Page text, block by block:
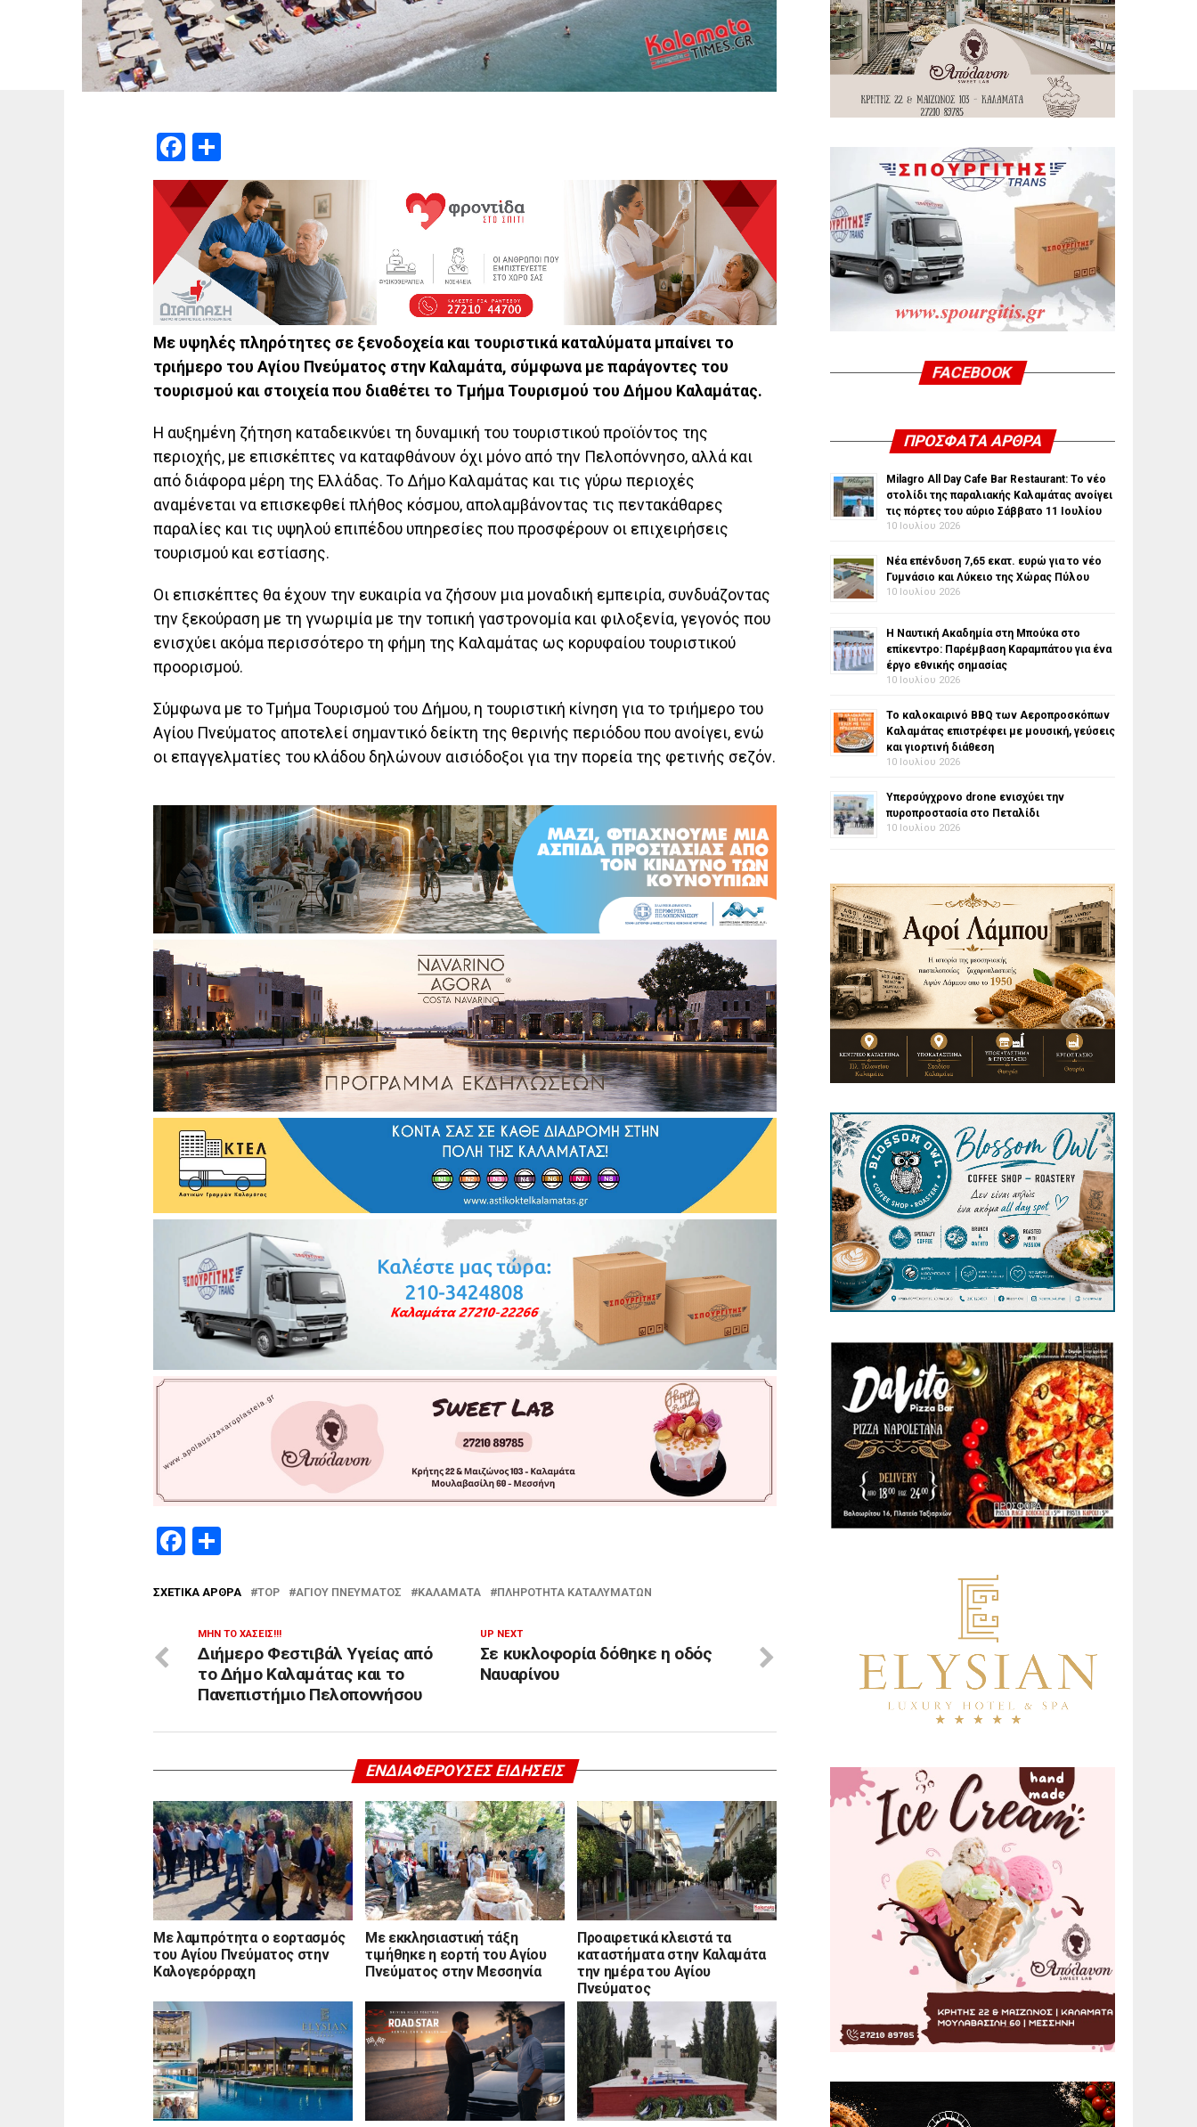
Facebook
Με υψηλές πληρότητες σε ξενοδοχεία και τουριστικά καταλύματα μπαίνει το
τριήμερο του Αγίου Πνεύματος στην Καλαμάτα, σύμφωνα με παράγοντες του
τουρισμού και στοιχεία που διαθέτει το Τμήμα Τουρισμού του Δήμου Καλαμάτας.
Η αυξημένη ζήτηση καταδεικνύει τη δυναμική του τουριστικού προϊόντος της
περιοχής, με επισκέπτες να καταφθάνουν όχι μόνο από την Πελοπόννησο, αλλά και
από διάφορα μέρη της Ελλάδας. Το Δήμο Καλαμάτας και τις γύρω περιοχές
αναμένεται να επισκεφθεί πλήθος κόσμου, απολαμβάνοντας τις πεντακάθαρες
παραλίες και τις υψηλού επιπέδου υπηρεσίες που προσφέρουν οι επιχειρήσεις
τουρισμού και εστίασης.
Οι επισκέπτες θα έχουν την ευκαιρία να ζήσουν μια μοναδική εμπειρία, συνδυάζοντας
την ξεκούραση με τη γνωριμία με την τοπική γαστρονομία και φιλοξενία, γεγονός που
ενισχύει ακόμα περισσότερο τη φήμη της Καλαμάτας ως κορυφαίου τουριστικού
προορισμού.
Σύμφωνα με το Τμήμα Τουρισμού του Δήμου, η τουριστική κίνηση για το τριήμερο του
Αγίου Πνεύματος αποτελεί σημαντικό δείκτη της θερινής περιόδου που ανοίγει, ενώ
οι επαγγελματίες του κλάδου δηλώνουν αισιόδοξοι για την πορεία της φετινής σεζόν.
Facebook
ΣΧΕΤΙΚΆ ΆΡΘΡΑ TOP ΑΓΊΟΥ ΠΝΕΎΜΑΤΟΣ ΚΑΛΑΜΆΤΑ ΠΛΗΡΌΤΗΤΑ ΚΑΤΑΛΥΜΆΤΩΝ
UP NEXT
Σε κυκλοφορία δόθηκε η οδός
Ναυαρίνου
ΜΗΝ ΤΟ ΧΆΣΕΙΣ!!!
Διήμερο Φεστιβάλ Υγείας από
το Δήμο Καλαμάτας και το
Πανεπιστήμιο Πελοποννήσου
ΕΝΔΙΑΦΈΡΟΥΣΕΣ ΕΙΔΉΣΕΙΣ
Με λαμπρότητα ο εορτασμός
του Αγίου Πνεύματος στην
Καλογερόρραχη
Με εκκλησιαστική τάξη
τιμήθηκε η εορτή του Αγίου
Πνεύματος στην Μεσσηνία
Προαιρετικά κλειστά τα
καταστήματα στην Καλαμάτα
την ημέρα του Αγίου
Πνεύματος
FACEBOOK
ΠΡΌΣΦΑΤΑ ΆΡΘΡΑ
Milagro All Day Cafe Bar Restaurant: Το νέο
στολίδι της παραλιακής Καλαμάτας ανοίγει
τις πόρτες του αύριο Σάββατο 11 Ιουλίου
10 Ιουλίου 2026
Νέα επένδυση 7,65 εκατ. ευρώ για το νέο
Γυμνάσιο και Λύκειο της Χώρας Πύλου
10 Ιουλίου 2026
Η Ναυτική Ακαδημία στη Μπούκα στο
επίκεντρο: Παρέμβαση Καραμπάτου για ένα
έργο εθνικής σημασίας
10 Ιουλίου 2026
Το καλοκαιρινό BBQ των Αεροπροσκόπων
Καλαμάτας επιστρέφει με μουσική, γεύσεις
και γιορτινή διάθεση
10 Ιουλίου 2026
Υπερσύγχρονο drone ενισχύει την
πυροπροστασία στο Πεταλίδι
10 Ιουλίου 2026